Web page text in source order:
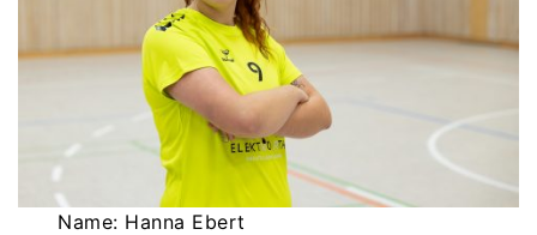
Name: Hanna Ebert